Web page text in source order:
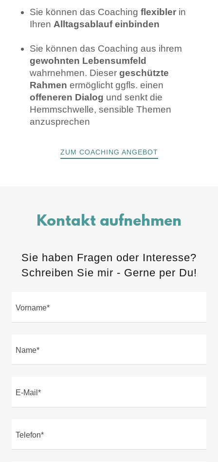
Sie können das Coaching flexiblerin
Ihren Alltagsablauf einbinden
Sie können das Coaching aus ihrem
gewohnten Lebensumfeld
wahrnehmen. Dieser geschützte
Rahmen ermöglicht ggfls. einen
offeneren Dialog und senkt die
Hemmschwelle, sensible Themen
anzusprechen
ZUM COACHING ANGEBOT
Kontakt aufnehmen
Sie haben Fragen oder Interesse?
Schreiben Sie mir - Gerne per Du!
Vorname*
Name*
E-Mail*
Telefon*